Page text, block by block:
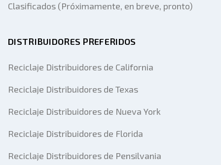
Clasificados (Próximamente, en breve, pronto)
DISTRIBUIDORES PREFERIDOS
Reciclaje Distribuidores de California
Reciclaje Distribuidores de Texas
Reciclaje Distribuidores de Nueva York
Reciclaje Distribuidores de Florida
Reciclaje Distribuidores de Pensilvania